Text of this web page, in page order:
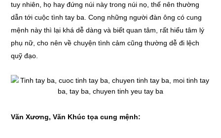
tuy nhiên, họ hay đứng núi này trong núi nọ, thế nên thường
dẫn tới cuộc tình tay ba. Cong những người đàn ông có cung
mệnh này thì lại khá dễ dàng và biết quan tâm, rất hiểu tâm lý
phụ nữ, cho nên về chuyện tình cảm cũng thường dễ đi lệch
quỹ đạo.
Văn Xương, Văn Khúc tọa cung mệnh: